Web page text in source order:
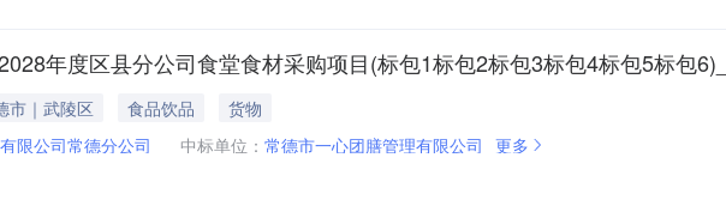
年度区县分公司食堂食材采购项目(标包1标包2标包3标包4标包5标包
市｜武陵区 食品饮品
货物
限公司常德分公司 中标单位： 常德市一心团膳管理有限公司 更多